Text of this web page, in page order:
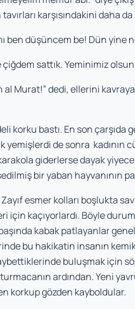
karşısındakini daha da
ben düşüncem be! Dün yine
sattık. Yeminimiz olsun
al Murat!” dedi, ellerini
korku bastı. En son
yemişlerdi de sonra kadının
giderlerse dayak
bir yaban hayvanının
esmer kolları boşlukta
için kaçıyorlardı. Böyle
kabak patlayanlar
bu hakikatin insanın
buluşmak için
ardından. Yeni
korkup gözden kayboldular.